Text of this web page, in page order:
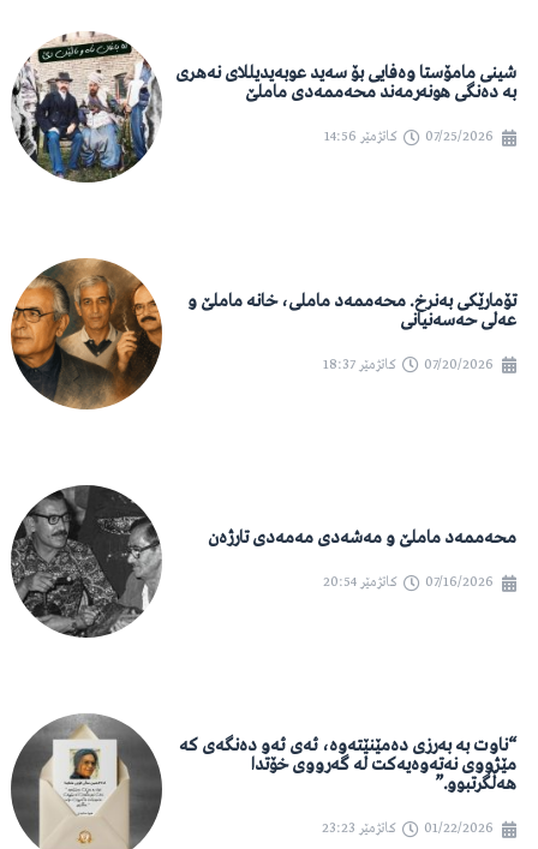
شینی مامۆستا وەفایی بۆ سەید عوبەیدیللای نەهری
بە دەنگی هونەرمەند محەممەدی ماملێ
07/25/2026 کاتژمێر 14:56
تۆمارێکی بەنرخ. محەممەد ماملی، خانە ماملێ و
عەلی حەسەنیانی
07/20/2026 کاتژمێر 18:37
محەممەد ماملێ و مەشەدی مەمەدی تارژەن
07/16/2026 کاتژمێر 20:54
“ناوت بە بەرزی دەمێنێتەوە، ئەی ئەو دەنگەی کە
مێژووی نەتەوەیەکت لە گەرووی خۆتدا
هەڵگرتبوو.”
01/22/2026 کاتژمێر 23:23